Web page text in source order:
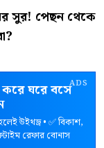
সুর! পেছন থেকে
ADS
করে ঘরে বসে
উইথড্র • ✅ বিকাশ,
রেফার বোনাস